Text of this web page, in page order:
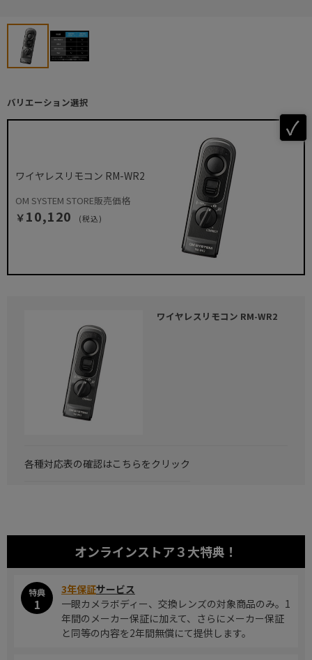
バリエーション選択
ワイヤレスリモコン RM-WR2
OM SYSTEM STORE販売価格
￥10,120 (税込)
ワイヤレスリモコン RM-WR2
各種対応表の確認はこちらをクリック
オンラインストア３大特典！
特典
1
3年保証サービス
一眼カメラボディー、交換レンズの対象商品のみ。1
年間のメーカー保証に加えて、さらにメーカー保証
と同等の内容を2年間無償にて提供します。